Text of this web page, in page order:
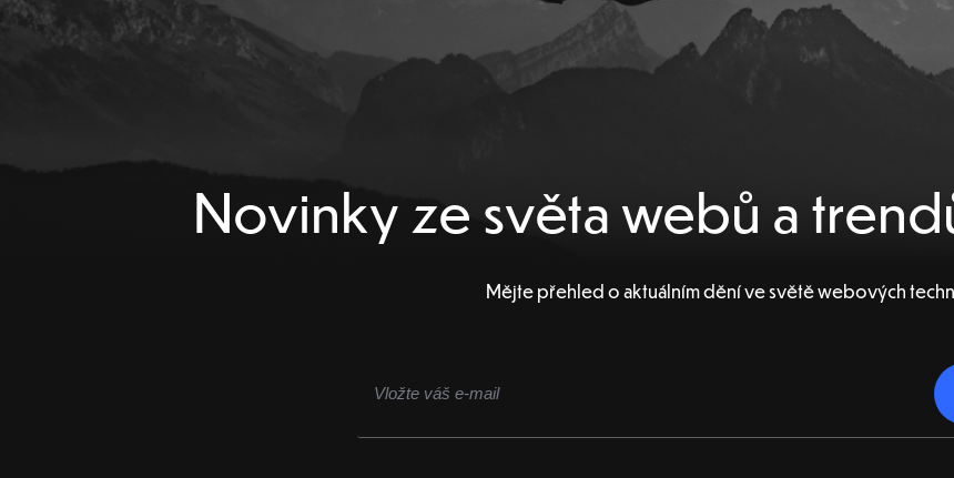
Novinky ze světa webů a
Mějte přehled o aktuálním dění ve světě webových